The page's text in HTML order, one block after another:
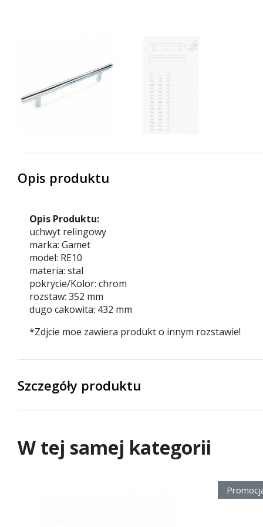
Opis produktu
Opis Produktu:
uchwyt relingowy
marka: Gamet
model: RE10
materia: stal
pokrycie/Kolor: chrom
rozstaw: 352 mm
dugo cakowita: 432 mm
*Zdjcie moe zawiera produkt o innym rozstawie!
Szczegóły produktu
W tej samej kategorii